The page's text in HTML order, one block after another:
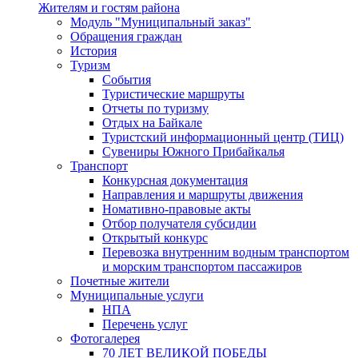
Жителям и гостям района
Модуль "Муниципальный заказ"
Обращения граждан
История
Туризм
События
Туристические маршруты
Отчеты по туризму
Отдых на Байкале
Туристский информационный центр (ТИЦ)
Сувениры Южного Прибайкалья
Транспорт
Конкурсная документация
Направления и маршруты движения
Номативно-правовые акты
Отбор получателя субсидии
Открытый конкурс
Перевозка внутренним водным транспортом
и морским транспортом пассажиров
Почетные жители
Муниципальные услуги
НПА
Перечень услуг
Фотогалерея
70 ЛЕТ ВЕЛИКОЙ ПОБЕДЫ